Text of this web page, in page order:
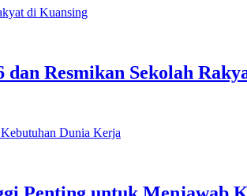
Resmikan Sekolah